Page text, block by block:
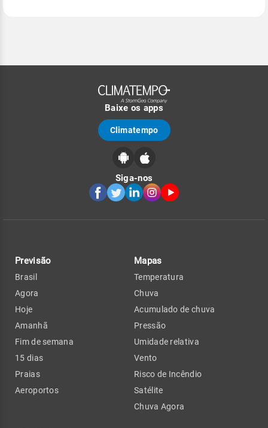
Baixe os apps
Climatempo
Siga-nos
Previsão
Brasil
Agora
Hoje
Amanhã
Fim de semana
15 dias
Praias
Aeroportos
Mapas
Temperatura
Chuva
Acumulado de chuva
Pressão
Umidade relativa
Vento
Risco de Incêndio
Satélite
Chuva Agora